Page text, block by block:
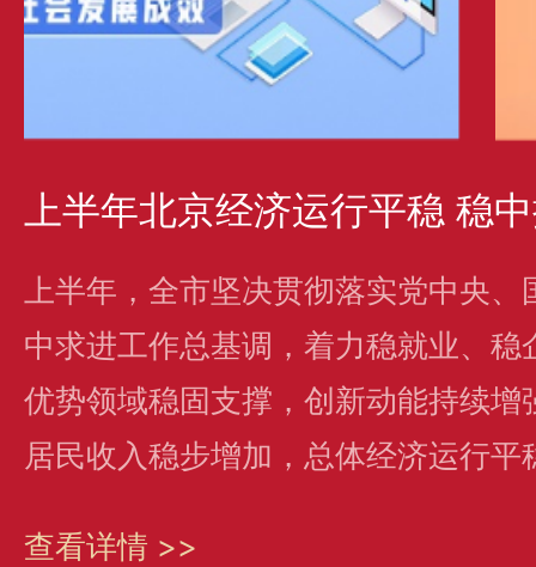
上半年北京经济运行平稳 稳
上半年，全市坚决贯彻落实党中央
中求进工作总基调，着力稳就业、
优势领域稳固支撑，创新动能持续
居民收入稳步增加，总体经济运行平
查看详情 >>